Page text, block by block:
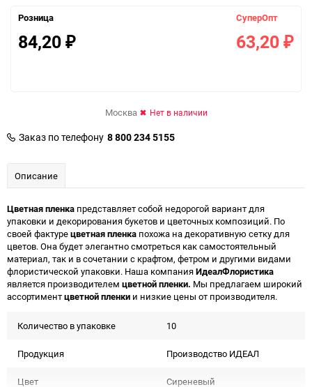
Розница
84,20 ₽
СуперОпт
63,20 ₽
Москва Нет в наличии
Заказ по телефону 8 800 234 5155
Описание
Цветная пленка представляет собой недорогой вариант для
упаковки и декорирования букетов и цветочных композиций. По
своей фактурецветная пленка похожа на декоративную сетку для
цветов. Она будет элегантно смотреться как самостоятельный
материал, так и в сочетании с крафтом, фетром и другими видами
флористической упаковки. Наша компанияИдеалФлористика
является производителем цветной пленки. Мы предлагаем широкий
ассортиментцветной пленки и низкие цены от производителя.
Количество в упаковке 10
Продукция Производство ИДЕАЛ
Цвет Сиреневый